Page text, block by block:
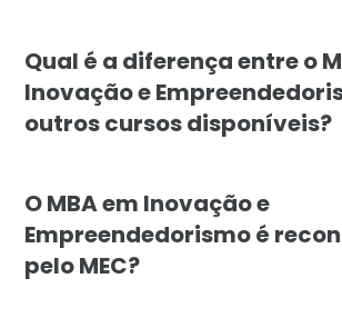
Qual é a diferença entre o
Inovação e
outros cursos disponíveis?
O MBA em Inovação e
Empreendedorismo é
pelo MEC?